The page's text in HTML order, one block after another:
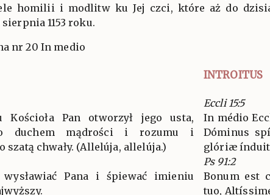
homilii i modlitw ku Jej czci, które aż do
1153 roku.
nr 20 In medio
INTROITUS
Kościoła Pan otworzył jego usta,
duchem mądrości i rozumu i
szatą chwały. (Allelúja, allelúja.)
Pana i śpiewać imieniu
Eccli 15:5
In médio
Dóminus
glóriæ índuit
Ps 91:2
Bonum est
tuo,